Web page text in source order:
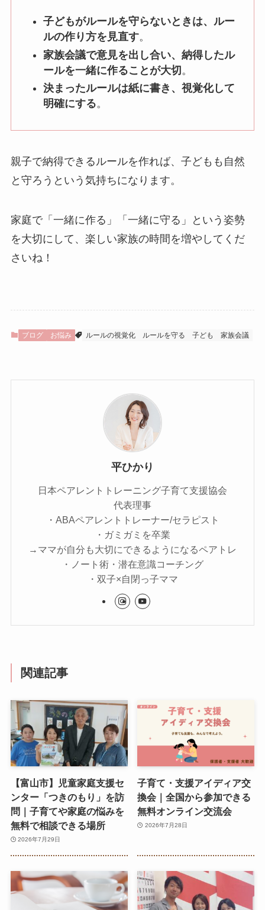
子どもがルールを守らないときは、ルー
ルの作り方を見直す。
家族会議で意見を出し合い、納得したル
ールを一緒に作ることが大切。
決まったルールは紙に書き、視覚化して
明確にする。
親子で納得できるルールを作れば、子どもも自然
と守ろうという気持ちになります。
家庭で「一緒に作る」「一緒に守る」という姿勢
を大切にして、楽しい家族の時間を増やしてくだ
さいね！
ブログ お悩み ルールの視覚化 ルールを守る 子ども 家族会議
平ひかり
日本ペアレントトレーニング子育て支援協会
代表理事
・ABAペアレントトレーナー/セラピスト
・ガミガミを卒業
→ママが自分も大切にできるようになるペアトレ
・ノート術・潜在意識コーチング
・双子×自閉っ子ママ
関連記事
【富山市】児童家庭支援セ
ンター「つきのもり」を訪
問｜子育てや家庭の悩みを
無料で相談できる場所
2026年7月29日
子育て・支援アイディア交
換会｜全国から参加できる
無料オンライン交流会
2026年7月28日